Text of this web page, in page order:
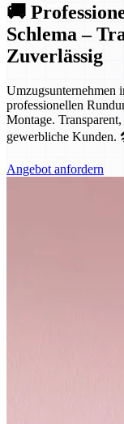
🚚
Schlema –
Zuverlässig
Umzugsunternehmen
professionellen
Montage.
gewerbliche
Angebot anfordern